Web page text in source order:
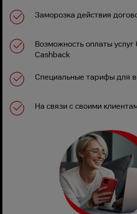
Заморозка действия
Возможность оплаты
Cashback
Специальные тарифы для
На связи с своими